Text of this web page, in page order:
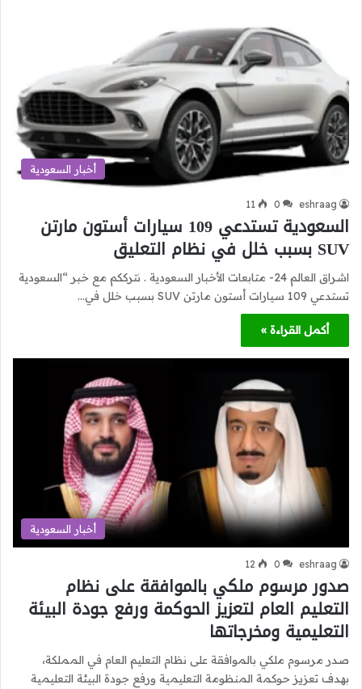
أخبار السعودية
eshraag
0
11
السعودية تستدعي 109 سيارات أستون مارتن
SUV بسبب خلل في نظام التعليق
اشراق العالم 24- متابعات الأخبار السعودية . نترككم مع خبر “السعودية
تستدعي 109 سيارات أستون مارتن SUV بسبب خلل في…
أكمل القراءة »
أخبار السعودية
eshraag
0
12
صدور مرسوم ملكي بالموافقة على نظام
التعليم العام لتعزيز الحوكمة ورفع جودة البيئة
التعليمية ومخرجاتها
صدر مرسوم ملكي بالموافقة على نظام التعليم العام في المملكة،
بهدف تعزيز حوكمة المنظومة التعليمية ورفع جودة البيئة التعليمية